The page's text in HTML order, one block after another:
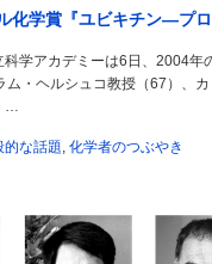
化学賞『ユビキチン―プロ
科学アカデミーは6日、2004
ム・ヘルシュコ教授（67）、
…
的な話題, 化学者のつぶやき